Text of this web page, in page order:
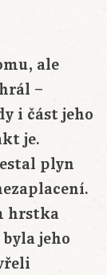
ale
–
i část jeho
je.
plyn
hrstka
jeho